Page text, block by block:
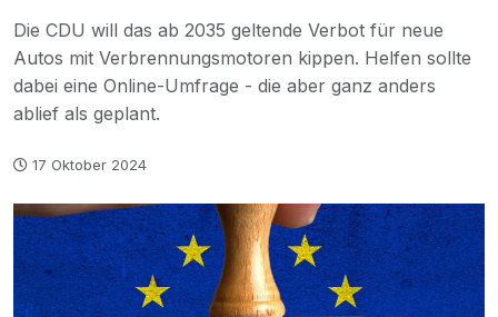
Die CDU will das ab 2035 geltende Verbot für neue
Autos mit Verbrennungsmotoren kippen. Helfen sollte
dabei eine Online-Umfrage - die aber ganz anders
ablief als geplant.
17 Oktober 2024